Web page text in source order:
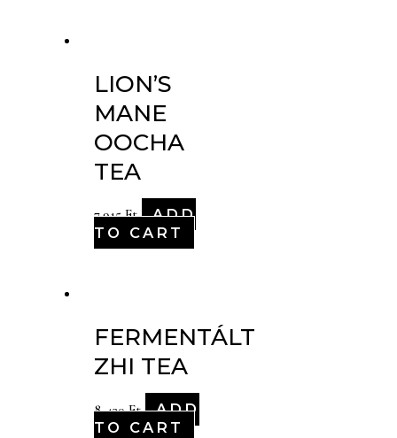
LION’S
MANE
OOCHA
TEA
7,915Ft
ADD
TO CART
FERMENTÁLT
ZHI TEA
8,430Ft
ADD
TO CART